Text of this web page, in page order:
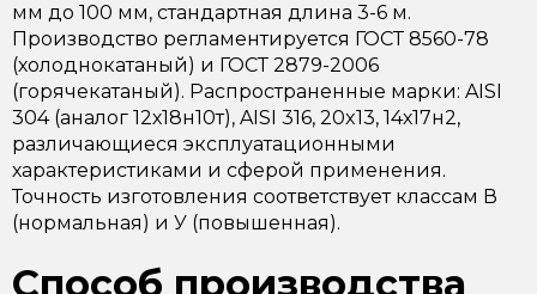
мм до 100 мм, стандартная длина 3-6 м.
Производство регламентируется ГОСТ 8560-78
(холоднокатаный) и ГОСТ 2879-2006
(горячекатаный). Распространенные марки: AISI
304 (аналог 12х18н10т), AISI 316, 20x13, 14х17н2,
различающиеся эксплуатационными
характеристиками и сферой применения.
Точность изготовления соответствует классам В
(нормальная) и У (повышенная).
Способ производства